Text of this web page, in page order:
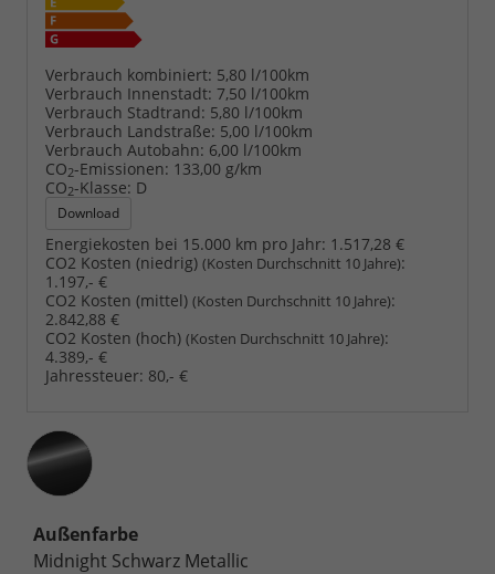
Verbrauch kombiniert: 5,80 l/100km
Verbrauch Innenstadt: 7,50 l/100km
Verbrauch Stadtrand: 5,80 l/100km
Verbrauch Landstraße: 5,00 l/100km
Verbrauch Autobahn: 6,00 l/100km
CO2-Emissionen: 133,00 g/km
CO2-Klasse: D
Download
Energiekosten bei 15.000 km pro Jahr: 1.517,28 €
CO2 Kosten (niedrig) (Kosten Durchschnitt 10 Jahre):
1.197,- €
CO2 Kosten (mittel) (Kosten Durchschnitt 10 Jahre):
2.842,88 €
CO2 Kosten (hoch) (Kosten Durchschnitt 10 Jahre):
4.389,- €
Jahressteuer: 80,- €
Außenfarbe
Midnight Schwarz Metallic